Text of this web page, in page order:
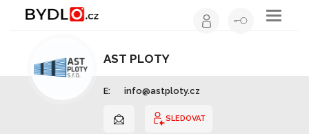
Toggle
AST PLOTY
E: info@astploty.cz
SLEDOVAT